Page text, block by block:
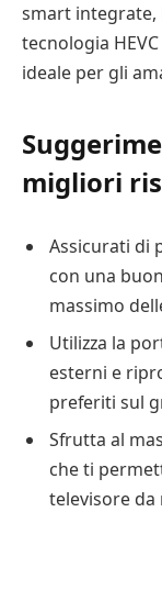
smart integrate,
tecnologia
ideale per gli
migliori
Assicurati di
con una
massimo
Utilizza la
esterni e
preferiti sul
Sfrutta al
che ti
televisore da